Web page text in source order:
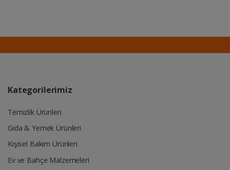
Kategorilerimiz
Temizlik Ürünleri
Gıda & Yemek Ürünleri
Kişisel Bakım Ürünleri
Ev ve Bahçe Malzemeleri